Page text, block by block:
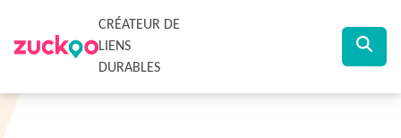
CRÉATEUR DE
LIENS
DURABLES